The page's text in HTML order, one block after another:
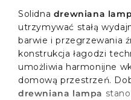
Solidna drewniana
utrzymywać stałą
barwie i przegrzewania
konstrukcja łagodzi
umożliwia harmonijne
domową przestrzeń.
drewniana lampa